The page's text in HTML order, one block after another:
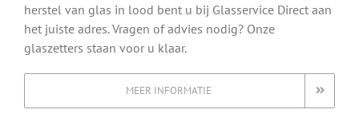
herstel van glas in lood bent u bij Glasservice Direct aan
het juiste adres. Vragen of advies nodig? Onze
glaszetters staan voor u klaar.
MEER INFORMATIE